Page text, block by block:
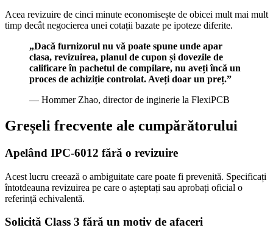
Acea revizuire de cinci minute economisește de obicei mult mai mult
timp decât negocierea unei cotații bazate pe ipoteze diferite.
„Dacă furnizorul nu vă poate spune unde apar
clasa, revizuirea, planul de cupon și dovezile de
calificare în pachetul de compilare, nu aveți încă un
proces de achiziție controlat. Aveți doar un preț.”
— Hommer Zhao, director de inginerie la FlexiPCB
Greșeli frecvente ale cumpărătorului
Apelând IPC-6012 fără o revizuire
Acest lucru creează o ambiguitate care poate fi prevenită. Specificați
întotdeauna revizuirea pe care o așteptați sau aprobați oficial o
referință echivalentă.
Solicită Class 3 fără un motiv de afaceri